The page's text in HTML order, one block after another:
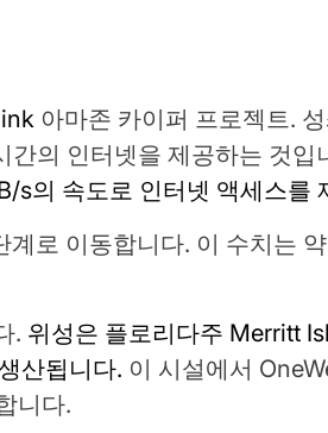
아마존 카이퍼 프로젝트.
의 인터넷을 제공하는 것입
s의 속도로 인터넷 액세스를
로 이동합니다. 이 수치는
. 위성은 플로리다주 Merritt
산됩니다. 이 시설에서
니다.